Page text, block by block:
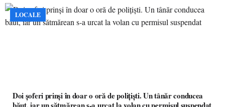
LOCALE
Doi șoferi prinși în doar o oră de polițiști. Un tânăr conducea